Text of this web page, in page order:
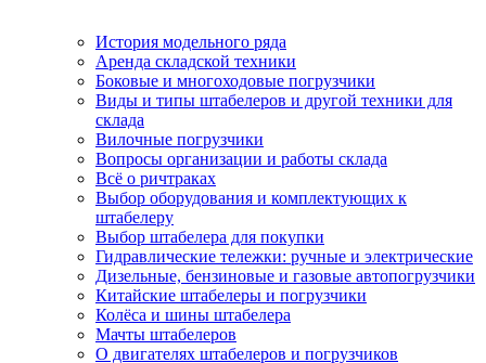
История модельного ряда
Аренда складской техники
Боковые и многоходовые погрузчики
Виды и типы штабелеров и другой техники для
склада
Вилочные погрузчики
Вопросы организации и работы склада
Всё о ричтраках
Выбор оборудования и комплектующих к
штабелеру
Выбор штабелера для покупки
Гидравлические тележки: ручные и электрические
Дизельные, бензиновые и газовые автопогрузчики
Китайские штабелеры и погрузчики
Колёса и шины штабелера
Мачты штабелеров
О двигателях штабелеров и погрузчиков